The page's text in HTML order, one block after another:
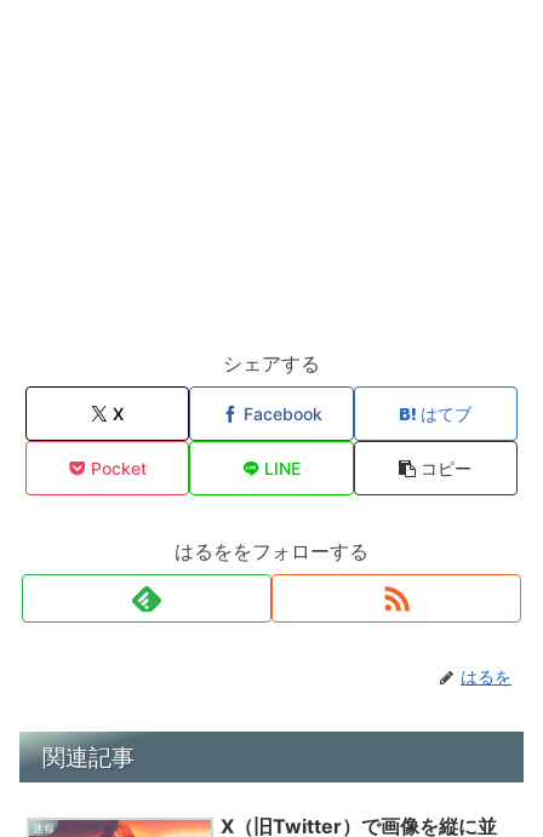
シェアする
X Facebook はてブ
Pocket LINE コピー
はるををフォローする
はるを
関連記事
速報
X（旧Twitter）で画像を縦に並